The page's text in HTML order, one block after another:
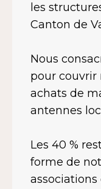
les
Canton de
Nous
pour couvrir
achats de
antennes
Les 40 %
forme de